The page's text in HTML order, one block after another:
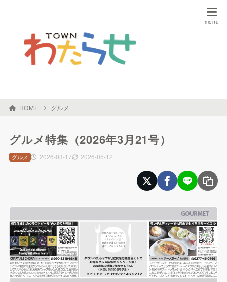
HOME グルメ
グルメ特集（2026年3月21号）
2026-03-17 2026-05-12
グルメ